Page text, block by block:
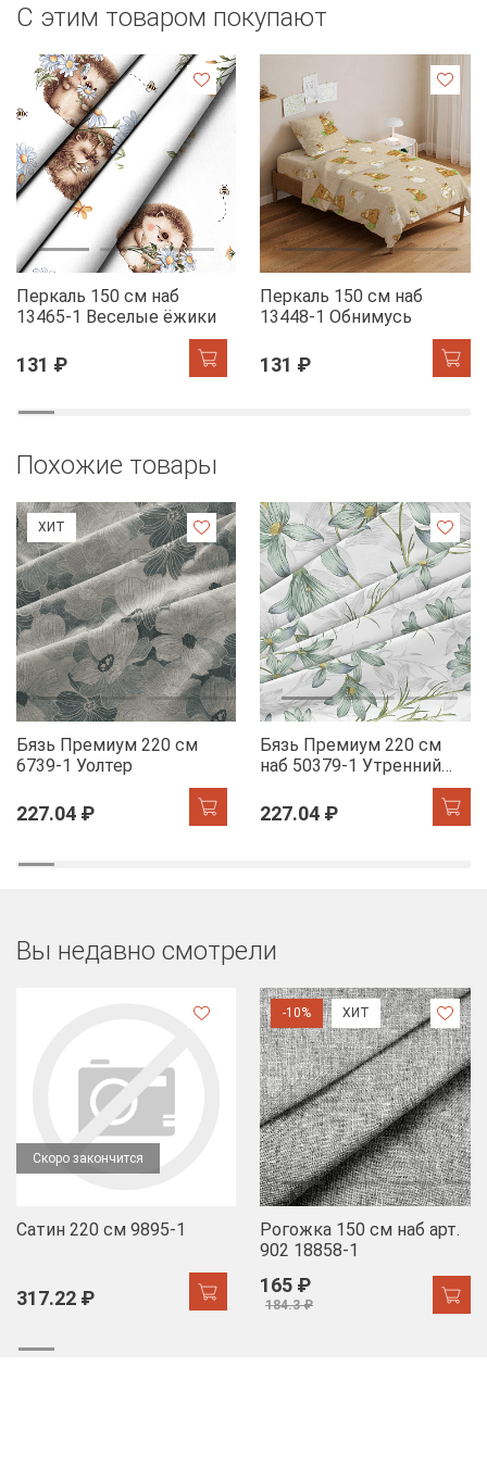
С этим товаром покупают
Перкаль 150 см наб
13465-1 Веселые ёжики
131 ₽
Перкаль 150 см наб
13448-1 Обнимусь
131 ₽
Похожие товары
ХИТ
Бязь Премиум 220 см
6739-1 Уолтер
227.04 ₽
Бязь Премиум 220 см
наб 50379-1 Утренний
227.04 ₽
Вы недавно смотрели
Скоро закончится
Сатин 220 см 9895-1
317.22 ₽
-10% ХИТ
Рогожка 150 см наб арт.
902 18858-1
165 ₽
184.3 ₽